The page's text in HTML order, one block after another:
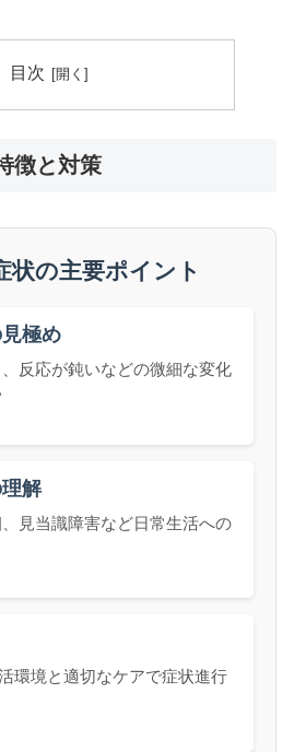
目次
徴と対策
状の主要ポイント
極め
反応が鈍いなどの微細な変化
解
見当識障害など日常生活への
環境と適切なケアで症状進行